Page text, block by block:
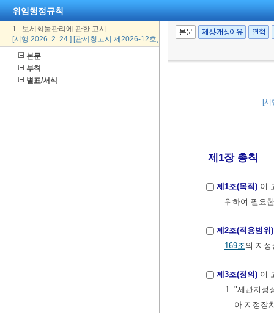
위임행정규칙
1. 보세화물관리에 관한 고시
[시행 2026. 2. 24.] [관세청고시 제2026-12호, 2026. 2. 24., 일부개정]
본문
부칙
별표/서식
본문 제정·개정이유 연혁
[
제1장 총칙
제1조(목적) 이
위하여 필요
제2조(적용범위)
169조의 지
제3조(정의) 이
1. "세관지정
아 지정장